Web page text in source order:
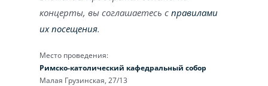
концерты, вы соглашаетесь справилами
их посещения.
Место проведения:
Римско-католический кафедральный собор
Малая Грузинская, 27/13